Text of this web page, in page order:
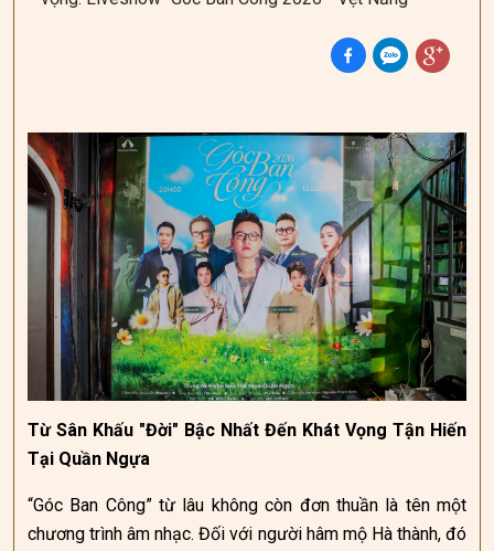
Từ Sân Khấu "Đời" Bậc Nhất Đến Khát Vọng Tận Hiến
Tại Quần Ngựa
“Góc Ban Công” từ lâu không còn đơn thuần là tên một
chương trình âm nhạc. Đối với người hâm mộ Hà thành, đó